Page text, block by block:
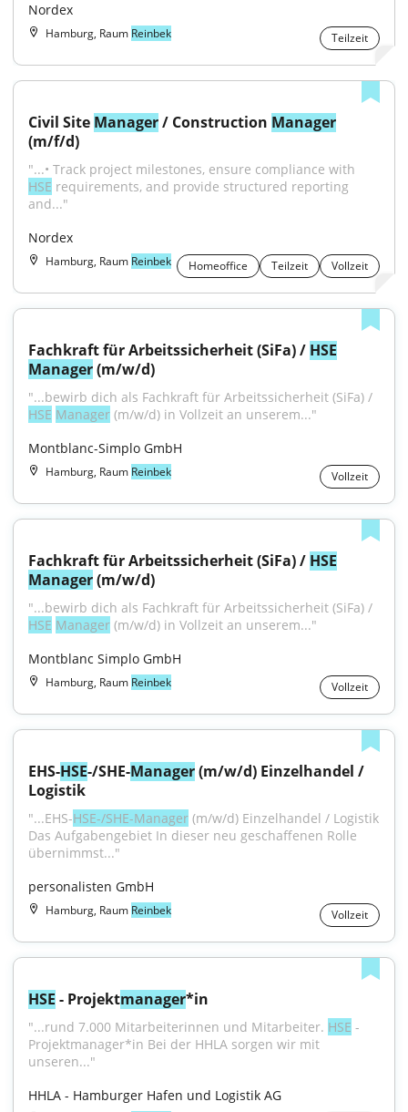
Nordex
Hamburg, Raum Reinbek Teilzeit
Civil Site Manager / Construction Manager
(m/f/d)
HSE requirements, and provide structured reporting
and..."
Nordex
Hamburg, Raum Reinbek Homeoffice Teilzeit Vollzeit
Fachkraft für Arbeitssicherheit (SiFa) / HSE
Manager (m/w/d)
HSE Manager (m/w/d) in Vollzeit an unserem..."
Montblanc-Simplo GmbH
Hamburg, Raum Reinbek Vollzeit
Fachkraft für Arbeitssicherheit (SiFa) / HSE
Manager (m/w/d)
HSE Manager (m/w/d) in Vollzeit an unserem..."
Montblanc Simplo GmbH
Hamburg, Raum Reinbek Vollzeit
EHS-HSE-/SHE-Manager (m/w/d) Einzelhandel /
Logistik
"...EHS-HSE-/SHE-Manager (m/w/d) Einzelhandel / Logistik
Das Aufgabengebiet In dieser neu geschaffenen Rolle
übernimmst..."
personalisten GmbH
Hamburg, Raum Reinbek Vollzeit
HSE - Projektmanager*in
"...rund 7.000 Mitarbeiterinnen und Mitarbeiter. HSE -
Projektmanager*in Bei der HHLA sorgen wir mit
unseren..."
HHLA - Hamburger Hafen und Logistik AG